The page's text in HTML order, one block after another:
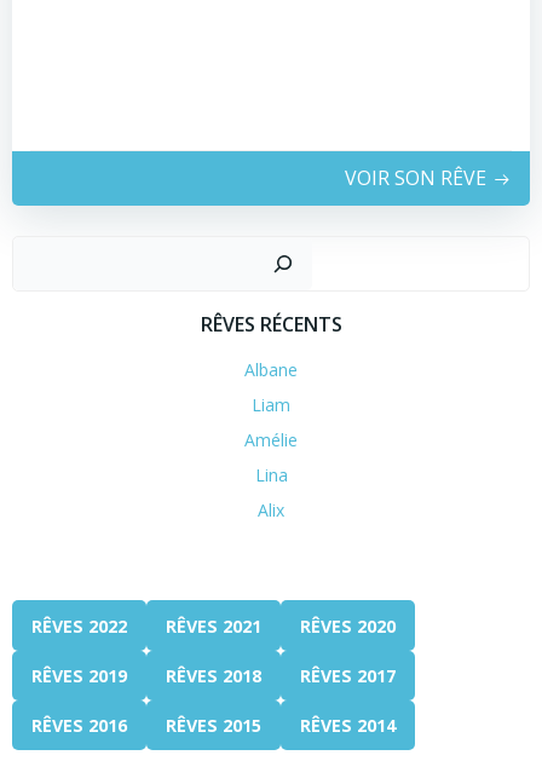
VOIR SON RÊVE
RÊVES RÉCENTS
Albane
Liam
Amélie
Lina
Alix
RÊVES 2022 RÊVES 2021 RÊVES 2020
RÊVES 2019 RÊVES 2018 RÊVES 2017
RÊVES 2016 RÊVES 2015 RÊVES 2014